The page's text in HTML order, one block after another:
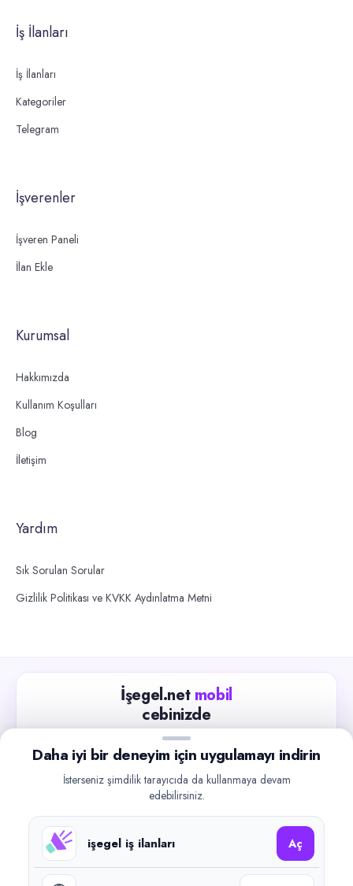
İş İlanları
İş İlanları
Kategoriler
Telegram
İşverenler
İşveren Paneli
İlan Ekle
Kurumsal
Hakkımızda
Kullanım Koşulları
Blog
İletişim
Yardım
Sık Sorulan Sorular
Gizlilik Politikası ve KVKK Aydınlatma Metni
İşegel.net mobil
cebinizde
Güncel iş ilanlarını takip edin, işverenlerle hızlıca
iletişime geçin.
Google Play
Daha iyi bir deneyim için uygulamayı indirin
İsterseniz şimdilik tarayıcıda da kullanmaya devam
edebilirsiniz.
işegel iş ilanları Aç